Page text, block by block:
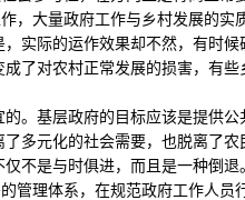
，大量政府工作与乡村发展的实
实际的运作效果却不然，有时候
了对农村正常发展的损害，有些
。基层政府的目标应该是提供公
多元化的社会需要，也脱离了农
不是与时俱进，而且是一种倒退
管理体系，在规范政府工作人员